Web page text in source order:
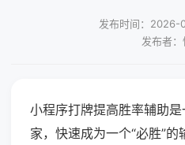
发布时间：2026-
发布者
小程序打牌提高胜率辅助
家，快速成为一个“必胜”